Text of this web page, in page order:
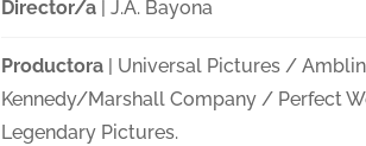
Director/a| J.A. Bayona
Productora| Universal Pictures /
Kennedy/Marshall Company / Perfect
Legendary Pictures.